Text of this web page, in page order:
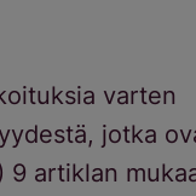
varten
jotka
artiklan